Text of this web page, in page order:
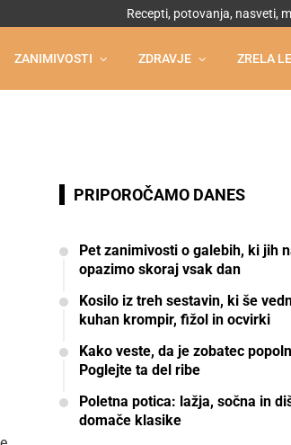
Recepti, potovanja, nasveti,
ZANIMIVOSTI ZDRAVJE ZRELA
PRIPOROČAMO DANES
Pet zanimivosti o galebih, ki jih
opazimo skoraj vsak dan
Kosilo iz treh sestavin, ki še
kuhan krompir, fižol in ocvirki
Kako veste, da je zobatec
Poglejte ta del ribe
Poletna potica: lažja, sočna in
domače klasike